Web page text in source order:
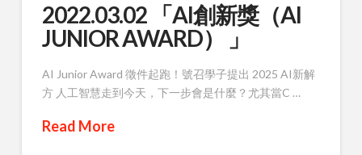
2022.03.02 「AI創新獎（AI
JUNIOR AWARD） 」
AI Junior Award 徵件起跑！號召學子提出 2025 AI新解
方 人工智慧走到今天，下一步會是什麼？尤其當C …
Read More